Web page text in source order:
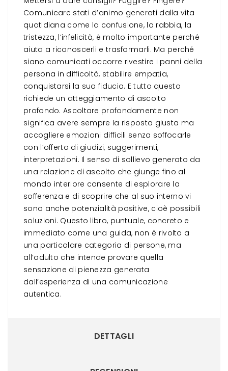
Comunicare stati d’animo generati dalla vita
quotidiana come la confusione, la rabbia, la
tristezza, l’infelicità, è molto importante perché
aiuta a riconoscerli e trasformarli. Ma perché
siano comunicati occorre rivestire i panni della
persona in difficoltà, stabilire empatia,
conquistarsi la sua fiducia. E tutto questo
richiede un atteggiamento di ascolto
profondo. Ascoltare profondamente non
significa avere sempre la risposta giusta ma
accogliere emozioni difficili senza soffocarle
con l’offerta di giudizi, suggerimenti,
interpretazioni. Il senso di sollievo generato da
una relazione di ascolto che giunge fino al
mondo interiore consente di esplorare la
sofferenza e di scoprire che al suo interno vi
sono anche potenzialità positive, cioè possibili
soluzioni. Questo libro, puntuale, concreto e
immediato come una guida, non è rivolto a
una particolare categoria di persone, ma
all’adulto che intende provare quella
sensazione di pienezza generata
dall’esperienza di una comunicazione
autentica.
DETTAGLI